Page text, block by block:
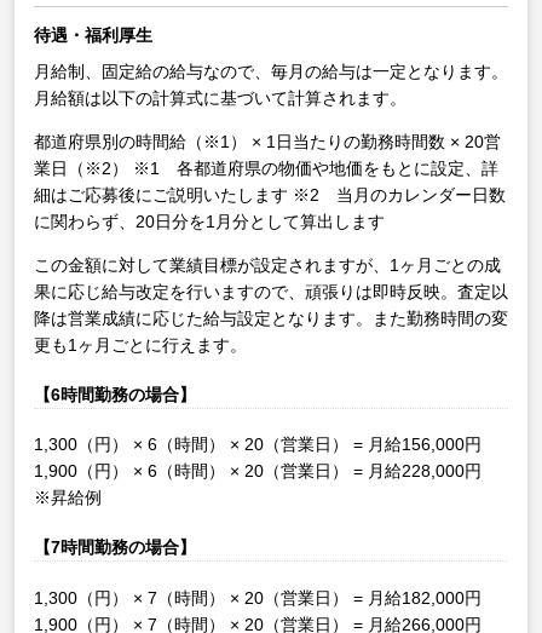
待遇・福利厚生
月給制、固定給の給与なので、毎月の給与は一定となります。
月給額は以下の計算式に基づいて計算されます。
都道府県別の時間給（※1） × 1日当たりの勤務時間数 × 20営
業日（※2）
※1 各都道府県の物価や地価をもとに設定、詳
細はご応募後にご説明いたします ※2 当月のカレンダー日数
に関わらず、20日分を1月分として算出します
この金額に対して業績目標が設定されますが、1ヶ月ごとの成
果に応じ給与改定を行いますので、頑張りは即時反映。査定以
降は営業成績に応じた給与設定となります。また勤務時間の変
更も1ヶ月ごとに行えます。
【6時間勤務の場合】
1,300（円） × 6（時間） × 20（営業日） = 月給156,000円
1,900（円） × 6（時間） × 20（営業日） = 月給228,000円
※昇給例
【7時間勤務の場合】
1,300（円） × 7（時間） × 20（営業日） = 月給182,000円
1,900（円） × 7（時間） × 20（営業日） = 月給266,000円